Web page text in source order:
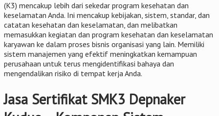
(K3) mencakup lebih dari sekedar program kesehatan dan
keselamatan Anda. Ini mencakup kebijakan, sistem, standar, dan
catatan kesehatan dan keselamatan, dan melibatkan
memasukkan kegiatan dan program kesehatan dan keselamatan
karyawan ke dalam proses bisnis organisasi yang lain. Memiliki
sistem manajemen yang efektif meningkatkan kemampuan
perusahaan untuk terus mengidentifikasi bahaya dan
mengendalikan risiko di tempat kerja Anda.
Jasa Sertifikat SMK3 Depnaker